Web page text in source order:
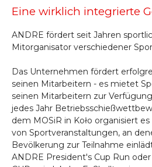
Eine wirklich integrierte
ANDRE fördert seit Jahren
Mitorganisator verschiedener
Das Unternehmen fördert
seinen Mitarbeitern - es mietet
seinen Mitarbeitern zur
jedes Jahr
dem MOSiR in Koło organisiert
von Sportveranstaltungen, an
Bevölkerung zur Teilnahme
ANDRE President's Cup Run